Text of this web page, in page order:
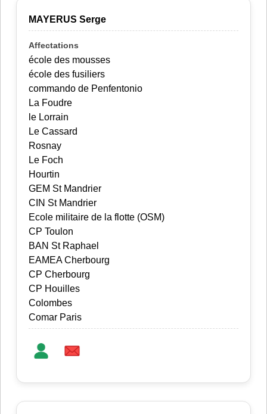
MAYERUS Serge
école des mousses
école des fusiliers
commando de Penfentonio
La Foudre
le Lorrain
Le Cassard
Rosnay
Le Foch
Hourtin
GEM St Mandrier
CIN St Mandrier
Ecole militaire de la flotte (OSM)
CP Toulon
BAN St Raphael
EAMEA Cherbourg
CP Cherbourg
CP Houilles
Colombes
Comar Paris